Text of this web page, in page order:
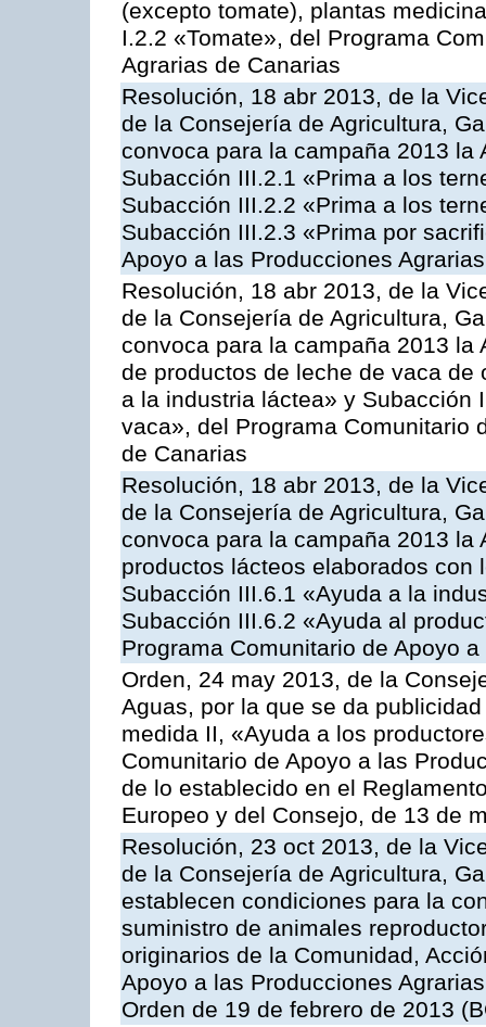
(excepto tomate), plantas
I.2.2 «Tomate», del Programa
Agrarias de Canarias
Resolución, 18 abr 2013, de la
de la Consejería de Agricultura,
convoca para la campaña 2013
Subacción III.2.1 «Prima a los
Subacción III.2.2 «Prima a los
Subacción III.2.3 «Prima por
Apoyo a las Producciones
Resolución, 18 abr 2013, de la
de la Consejería de Agricultura,
convoca para la campaña 2013
de productos de leche de vaca
a la industria láctea» y Subacción
vaca», del Programa Comunitario
de Canarias
Resolución, 18 abr 2013, de la
de la Consejería de Agricultura,
convoca para la campaña 2013
productos lácteos elaborados
Subacción III.6.1 «Ayuda a la
Subacción III.6.2 «Ayuda al
Programa Comunitario de Apoyo
Orden, 24 may 2013, de la
Aguas, por la que se da
medida II, «Ayuda a los
Comunitario de Apoyo a las
de lo establecido en el
Europeo y del Consejo, de 13 de
Resolución, 23 oct 2013, de la
de la Consejería de Agricultura,
establecen condiciones para la
suministro de animales
originarios de la Comunidad,
Apoyo a las Producciones
Orden de 19 de febrero de 2013